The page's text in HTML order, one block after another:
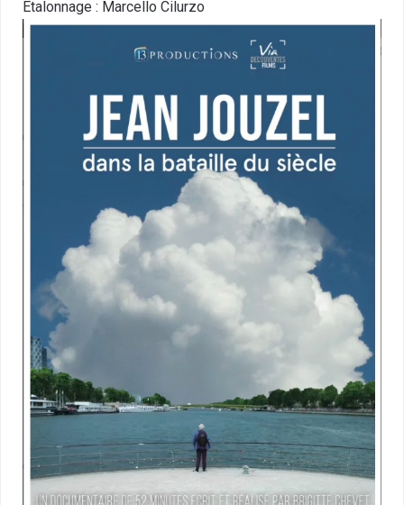
Etalonnage : Marcello Cilurzo